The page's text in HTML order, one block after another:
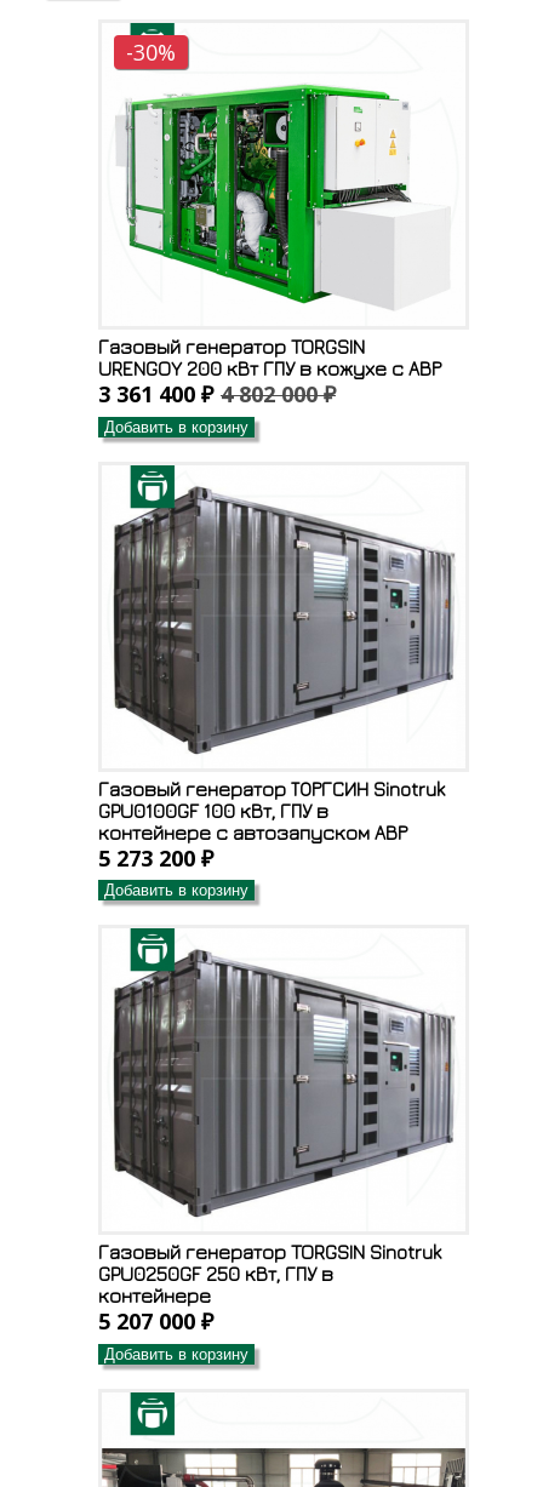
-30%
Газовый генератор TORGSIN
URENGOY 200 кВт ГПУ в кожухе с АВР
3 361 400 ₽ 4 802 000 ₽
Добавить в корзину
Газовый генератор ТОРГСИН Sinotruk
GPU0100GF 100 кВт, ГПУ в
контейнере с автозапуском АВР
5 273 200 ₽
Добавить в корзину
Газовый генератор TORGSIN Sinotruk
GPU0250GF 250 кВт, ГПУ в
контейнере
5 207 000 ₽
Добавить в корзину